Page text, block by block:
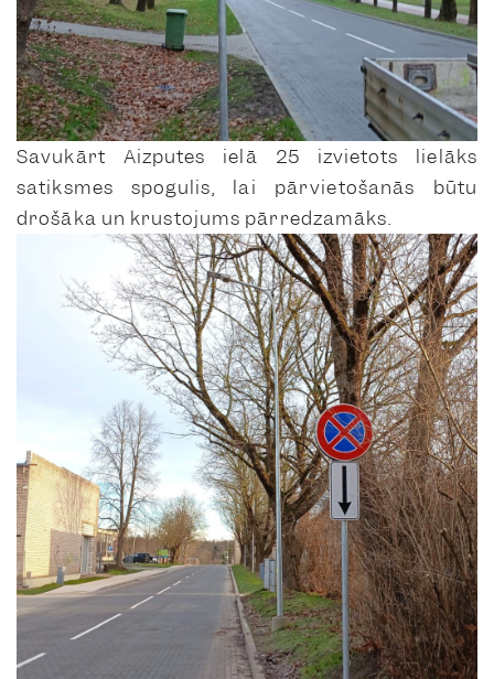
Savukārt Aizputes ielā 25 izvietots lielāks
satiksmes spogulis, lai pārvietošanās būtu
drošāka un krustojums pārredzamāks.